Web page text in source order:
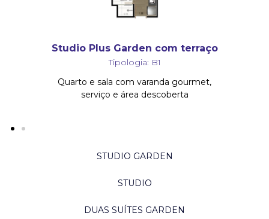
STUDIO GARDEN
STUDIO
DUAS SUÍTES GARDEN
Studio Plus Garden com terraço
Tipologia: B1
Quarto e sala com varanda gourmet,
serviço e área descoberta